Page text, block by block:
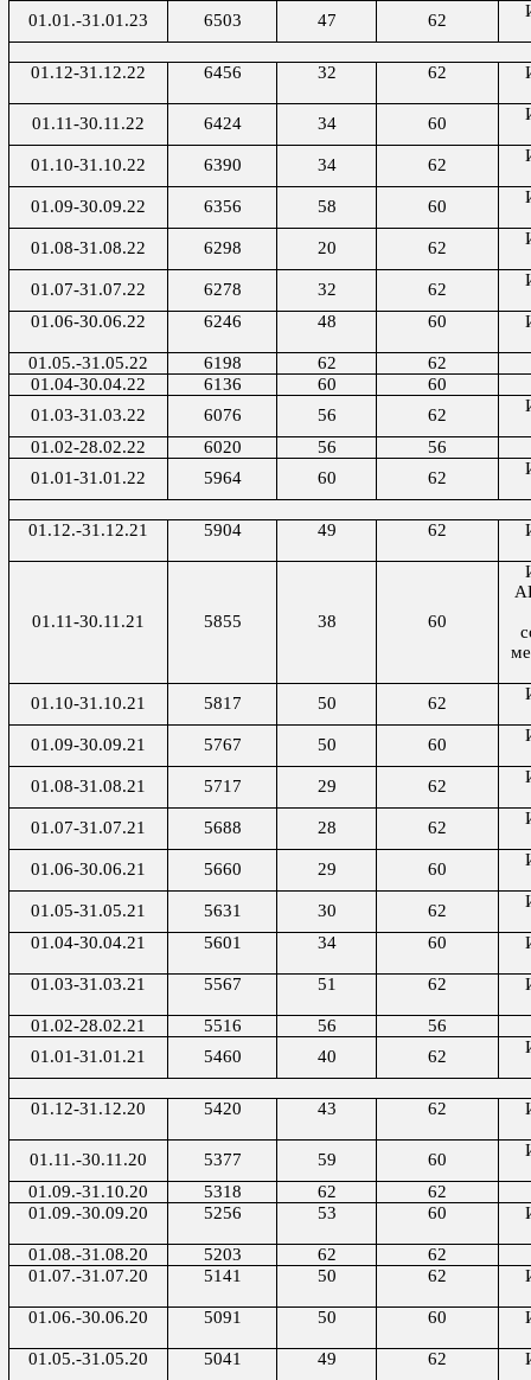
01.01.-31.01.23 6503 47 62
01.12-31.12.22 6456 32 62
01.11-30.11.22 6424 34 60
01.10-31.10.22 6390 34 62
01.09-30.09.22 6356 58 60
01.08-31.08.22 6298 20 62
01.07-31.07.22 6278 32 62
01.06-30.06.22 6246 48 60
01.05.-31.05.22 6198 62
62
01.04-30.04.22
6136 60
60
01.03-31.03.22
6076 56 62
01.02-28.02.22 6020 56
56
01.01-31.01.22
5964 60 62
01.12.-31.12.21 5904 49 62
01.11-30.11.21 5855 38 60
01.10-31.10.21 5817 50 62
01.09-30.09.21 5767 50 60
01.08-31.08.21 5717 29 62
01.07-31.07.21 5688 28 62
01.06-30.06.21 5660 29 60
01.05-31.05.21 5631 30 62
01.04-30.04.21 5601 34 60
01.03-31.03.21 5567 51 62
01.02-28.02.21 5516 56
56
01.01-31.01.21 5460 40 62
01.12-31.12.20 5420 43 62
01.11.-30.11.20 5377 59 60
01.09.-31.10.20 5318 62
62
01.09.-30.09.20
5256 53 60
01.08.-31.08.20 5203 62
62
01.07.-31.07.20
5141 50 62
01.06.-30.06.20 5091 50 60
01.05.-31.05.20 5041 49 62